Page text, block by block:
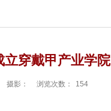
立穿戴甲产业学院
摄影： 浏览次数： 154